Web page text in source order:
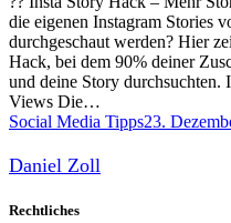
die eigenen Instagram Stories
durchgeschaut werden? Hier
Hack, bei dem 90% deiner
und deine Story
Views Die…
Social Media Tipps23.
Daniel Zoll
Rechtliches